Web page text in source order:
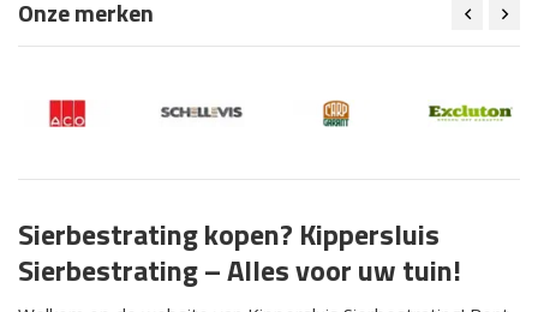
Onze merken
Sierbestrating kopen? Kippersluis
Sierbestrating – Alles voor uw tuin!